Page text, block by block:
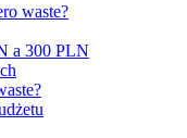
waste?
a 300 PLN